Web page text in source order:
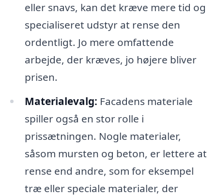
eller snavs, kan det kræve mere tid og
specialiseret udstyr at rense den
ordentligt. Jo mere omfattende
arbejde, der kræves, jo højere bliver
prisen.
Materialevalg: Facadens materiale
spiller også en stor rolle i
prissætningen. Nogle materialer,
såsom mursten og beton, er lettere at
rense end andre, som for eksempel
træ eller speciale materialer, der